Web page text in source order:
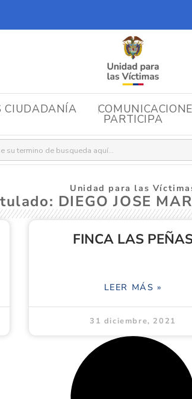
CIUDADANÍA
PARTICIPA
Unidad para las
DIEGO JOSE
FINCA LAS
LEER MÁS »
31 diciembre, 2021